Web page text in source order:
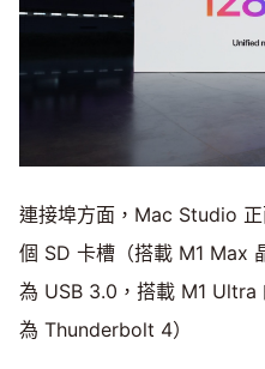
連接埠方面，Mac Studio
個 SD 卡槽（搭載 M1 Max
為 USB 3.0，搭載 M1
為 Thunderbolt 4）